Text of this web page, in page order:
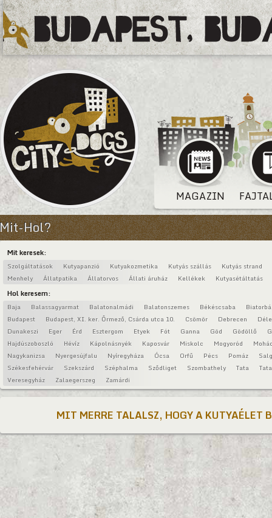
MAGAZIN
Mit-Hol?
Mit keresek:
Szolgáltatások Kutyapanzió Kutyakozmetika Kutyás szállás
Kutyás strand
Menhely
Állatpatika Állatorvos Állati áruház Kellékek Kutyasétáltatás
Hol keresem:
Baja Balassagyarmat Balatonalmádi Balatonszemes Békéscsaba
Budapest
Budapest, XI. ker. Őrmező, Csárda utca 10. Csömör Debrecen
Dunakeszi
Eger Érd Esztergom Etyek Fót Ganna Göd Gödöllő
Hajdúszoboszló
Hévíz Kápolnásnyék Kaposvár Miskolc Mogyoród
Nagykanizsa
Nyergesújfalu Nyíregyháza Ócsa Orfű Pécs Pomáz
Székesfehérvár
Szekszárd Széphalma Sződliget Szombathely Tata
Veresegyház
Zalaegerszeg Zamárdi
MIT MERRE TALALSZ, HOGY A KUTYAÉLET